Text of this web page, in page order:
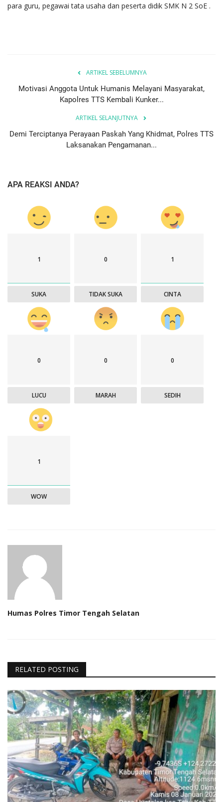
para guru, pegawai tata usaha dan peserta didik SMK N 2 SoE .
ARTIKEL SEBELUMNYA
Motivasi Anggota Untuk Humanis Melayani Masyarakat,
Kapolres TTS Kembali Kunker...
ARTIKEL SELANJUTNYA
Demi Terciptanya Perayaan Paskah Yang Khidmat, Polres TTS
Laksanakan Pengamanan...
APA REAKSI ANDA?
1
SUKA
0
TIDAK SUKA
1
CINTA
0
LUCU
0
MARAH
0
SEDIH
1
WOW
Humas Polres Timor Tengah Selatan
RELATED POSTING